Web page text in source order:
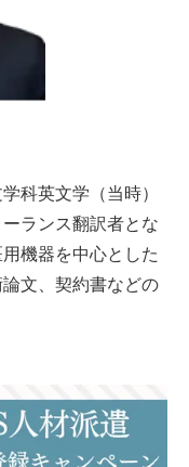
科英文学（当時）
ランス翻訳者とな
機器を中心とした
文、契約書などの